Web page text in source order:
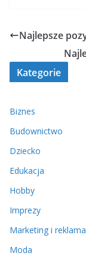
Najlepsze
Kategorie
Biznes
Budownictwo
Dziecko
Edukacja
Hobby
Imprezy
Marketing i reklama
Moda